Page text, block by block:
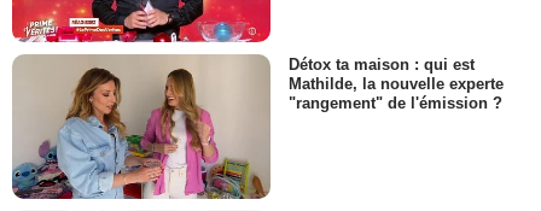
Détox ta maison : qui est
Mathilde, la nouvelle experte
"rangement" de l'émission ?